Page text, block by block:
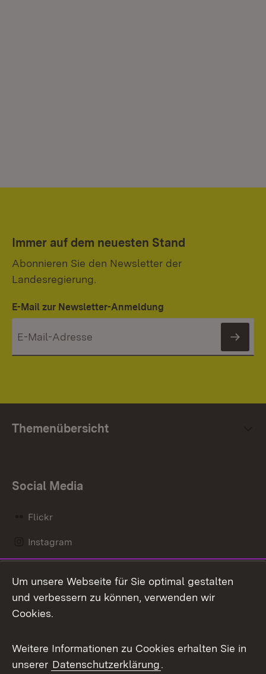
Immer auf dem neuesten Stand
Abonnieren Sie den Newsletter der
Landesregierung.
E-Mail zur Newsletter-Anmeldung
Themenübersicht
Social Media
Flickr
Instagram
Mastodon
Messenger
Social Wall
X / Twitter
Um unsere Webseite für Sie optimal gestalten
und verbessern zu können, verwenden wir
Cookies.
Weitere Informationen zu Cookies erhalten Sie in
unserer Datenschutzerklärung.